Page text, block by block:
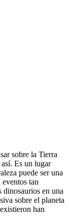
sobre la Tierra
Es un lugar
puede ser una
tan
dinosaurios en una
sobre el planeta
han